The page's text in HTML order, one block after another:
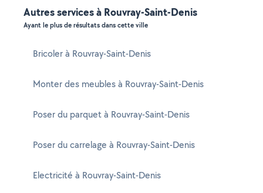
Autres services à Rouvray-Saint-Denis
Ayant le plus de résultats dans cette ville
Bricoler à Rouvray-Saint-Denis
Monter des meubles à Rouvray-Saint-Denis
Poser du parquet à Rouvray-Saint-Denis
Poser du carrelage à Rouvray-Saint-Denis
Electricité à Rouvray-Saint-Denis